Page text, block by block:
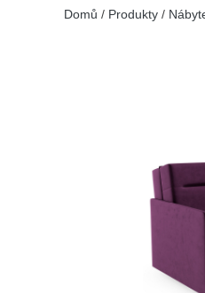
Domů / Produkty /